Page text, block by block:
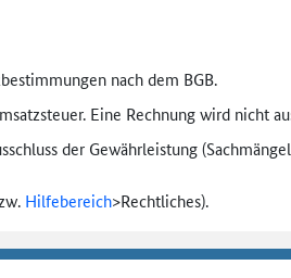
nach dem BGB.
Eine Rechnung wird nicht
der Gewährleistung
Hilfebereich>Rechtliches).